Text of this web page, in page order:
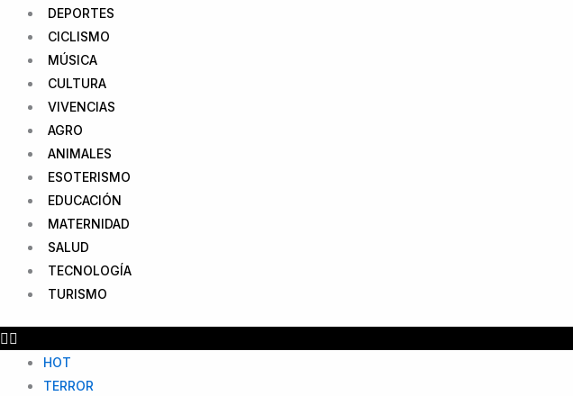
DEPORTES
CICLISMO
MÚSICA
CULTURA
VIVENCIAS
AGRO
ANIMALES
ESOTERISMO
EDUCACIÓN
MATERNIDAD
SALUD
TECNOLOGÍA
TURISMO
HOT
TERROR